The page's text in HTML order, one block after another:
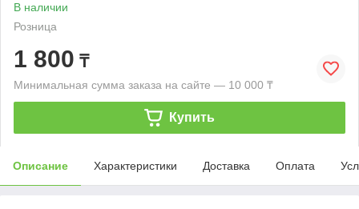
В наличии
Розница
1 800 ₸
Минимальная сумма заказа на сайте — 10 000 ₸
Купить
Описание Характеристики Доставка Оплата